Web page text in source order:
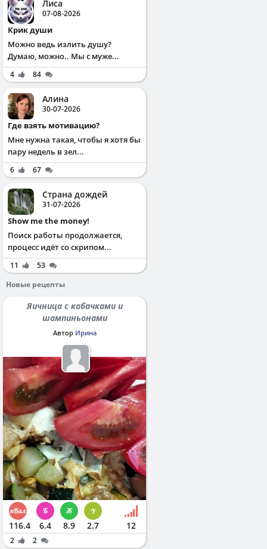
Лиса
07-08-2026
Крик души
Можно ведь излить душу?
Думаю, можно.. Мы с муже...
4 84
Алина
30-07-2026
Где взять мотивацию?
Мне нужна такая, чтобы я хотя бы
пару недель в зел...
6 67
Страна дождей
31-07-2026
Show me the money!
Поиск работы продолжается,
процесс идёт со скрипом...
11
53
Новые рецепты
Яичница с кабачками и
шампиньонами
Автор Ирина
116.4 6.4 8.9 2.7 12
2 2